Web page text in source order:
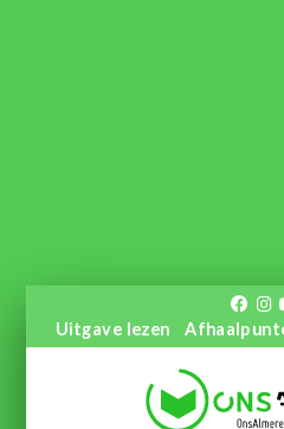
Uitgave lezen